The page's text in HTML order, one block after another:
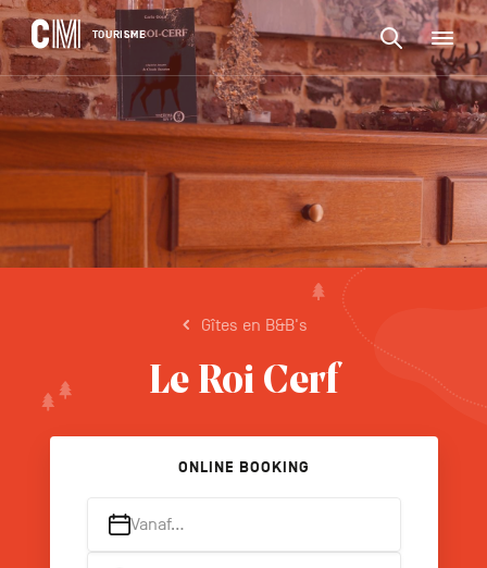
CONTENU
CM
Tourisme
NL
TOURISME
Navigation
principale
Zoeken
naar
een
activiteit,
een
Zoeken
naar
een
...
BEVESTIGEN
Gîtes en B&B's
Le Roi Cerf
ONLINE BOOKING
Vanaf…